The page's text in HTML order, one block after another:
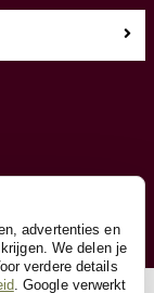
advertenties en
We delen je
verdere details
. Google verwerkt